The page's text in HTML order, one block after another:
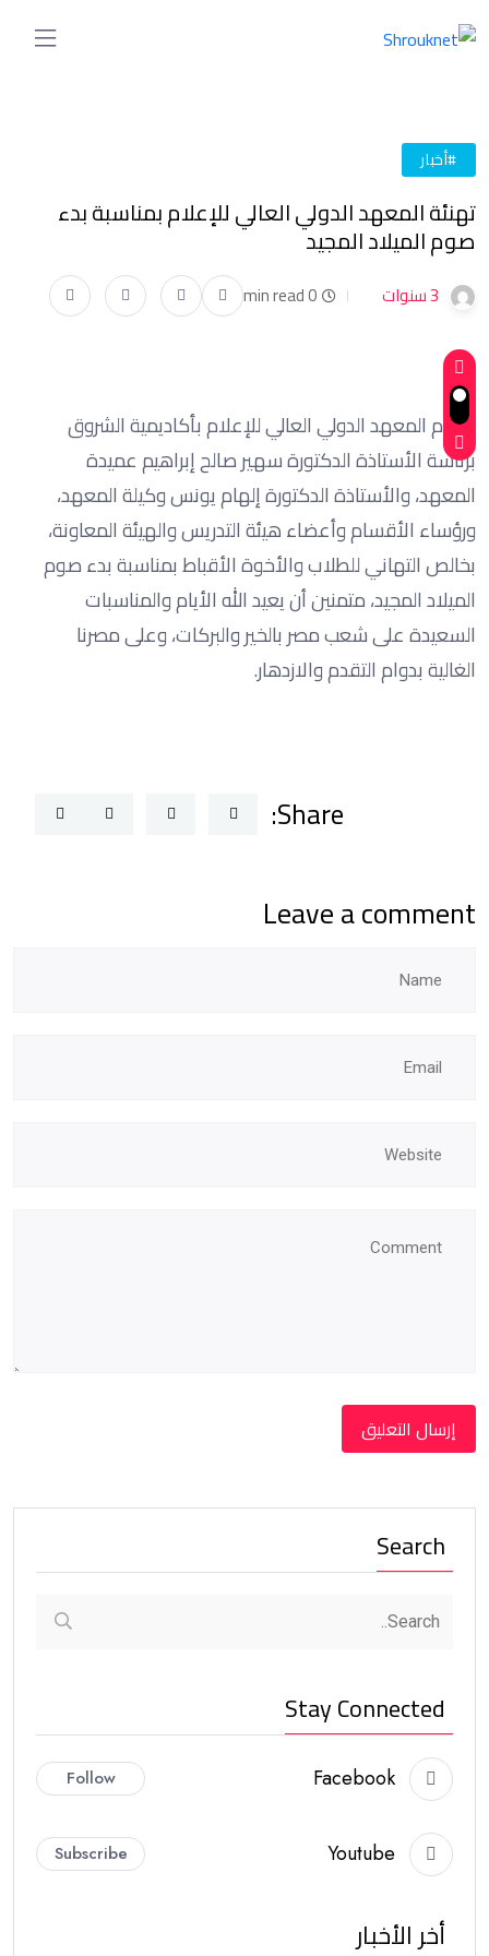
#أخبار
تهنئة المعهد الدولي العالي للإعلام بمناسبة بدء
صوم الميلاد المجيد
3 سنوات 0 min read
يتقدم المعهد الدولي العالي للإعلام بأكاديمية الشروق
برئاسة الأستاذة الدكتورة سهير صالح إبراهيم عميدة
المعهد، والأستاذة الدكتورة إلهام يونس وكيلة المعهد،
ورؤساء الأقسام وأعضاء هيئة التدريس والهيئة المعاونة،
بخالص التهاني للطلاب والأخوة الأقباط بمناسبة بدء صوم
الميلاد المجيد، متمنين أن يعيد الله الأيام والمناسبات
السعيدة على شعب مصر بالخير والبركات، وعلى مصرنا
الغالية بدوام التقدم والازدهار.
Share:
Leave a comment
Search
Stay Connected
Facebook
Follow
Youtube
Subscribe
أخر الأخبار